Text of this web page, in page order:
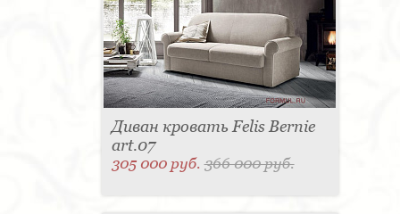
Диван кровать Felis Bernie
art.07
305 000 руб.366 000 руб.